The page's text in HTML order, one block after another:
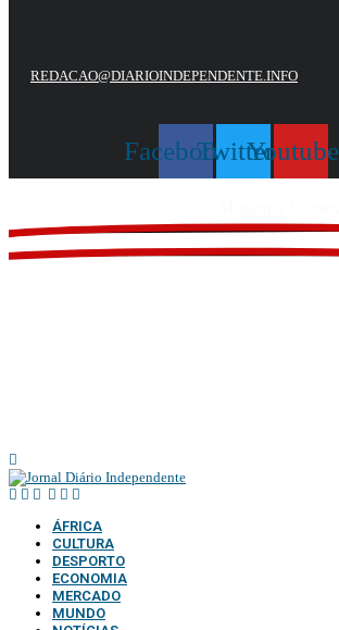
REDACAO@DIARIOINDEPENDENTE.INFO
FacebookTwitterYoutube
ÁFRICA
CULTURA
DESPORTO
ECONOMIA
MERCADO
MUNDO